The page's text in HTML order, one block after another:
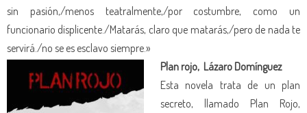
sin pasión,/menos teatralmente,/por costumbre, como un
funcionario displicente./Matarás, claro que matarás,/pero de nada te
servirá./no se es esclavo siempre.»
Plan rojo, Lázaro Domínguez
Esta novela trata de un plan
secreto, llamado Plan Rojo,